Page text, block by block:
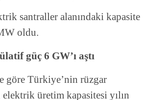
santraller alanındaki kapasite
oldu.
güç 6 GW’ı aştı
göre Türkiye’nin rüzgar
elektrik üretim kapasitesi yılın